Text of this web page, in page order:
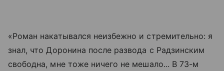
«Роман накатывался неизбежно и стремительно: я
знал, что Доронина после развода с Радзинским
свободна, мне тоже ничего не мешало... В 73-м